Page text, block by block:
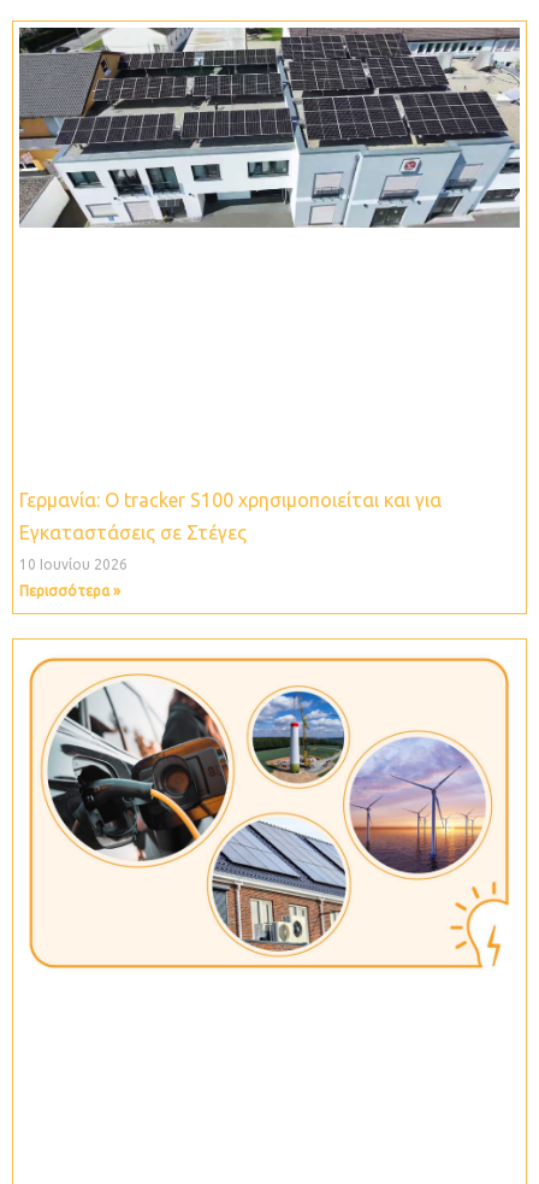
Γερμανία: O tracker S100 χρησιμοποιείται και για
Εγκαταστάσεις σε Στέγες
10 Ιουνίου 2026
Περισσότερα »